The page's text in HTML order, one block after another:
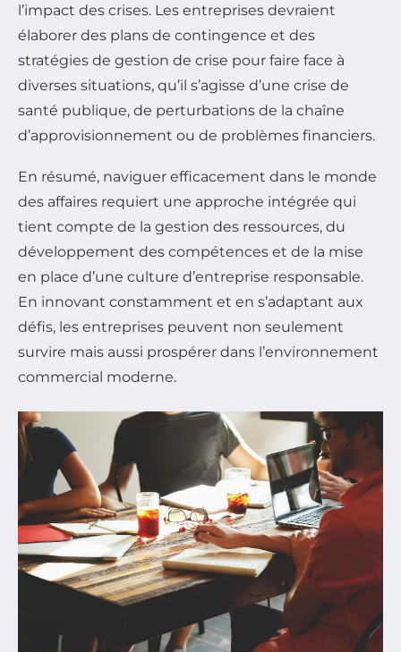
l’impact des crises. Les entreprises devraient
élaborer des plans de contingence et des
stratégies de gestion de crise pour faire face à
diverses situations, qu’il s’agisse d’une crise de
santé publique, de perturbations de la chaîne
d’approvisionnement ou de problèmes financiers.
En résumé, naviguer efficacement dans le monde
des affaires requiert une approche intégrée qui
tient compte de la gestion des ressources, du
développement des compétences et de la mise
en place d’une culture d’entreprise responsable.
En innovant constamment et en s’adaptant aux
défis, les entreprises peuvent non seulement
survire mais aussi prospérer dans l’environnement
commercial moderne.